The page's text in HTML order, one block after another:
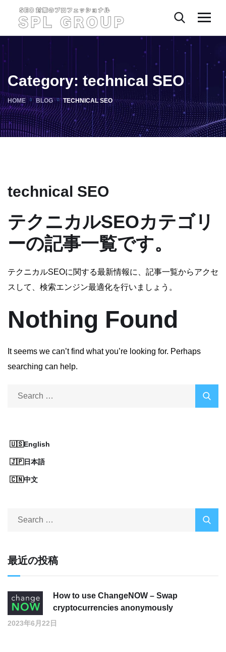
Category: technical SEO
HOME BLOG TECHNICAL SEO
technical SEO
テクニカルSEOカテゴリ
ーの記事一覧です。
テクニカルSEOに関する最新情報に、記事一覧からアクセ
スして、検索エンジン最適化を行いましょう。
Nothing Found
It seems we can’t find what you’re looking for. Perhaps
searching can help.
English
日本語
中文
最近の投稿
How to use ChangeNOW – Swap
cryptocurrencies anonymously
2023年6月22日